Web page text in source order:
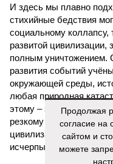
И здесь мы плавно
стихийные бедствия
социальному коллапсу,
развитой
полным уничтожением.
развития событий
окружающей среды,
любая природная
этому –
резкому сокращению
цивилизации шумеров,
исчерпывающий. Какая
Продолжая
согласие на
сайтом и
можете